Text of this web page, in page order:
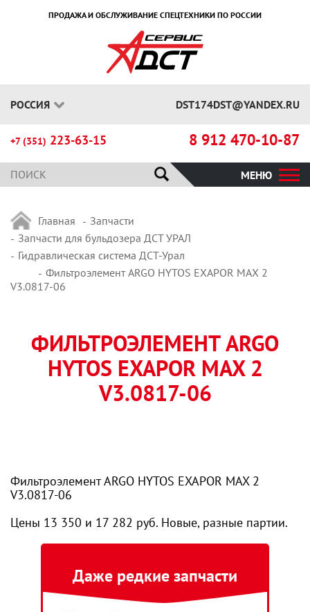
ПРОДАЖА И ОБСЛУЖИВАНИЕ СПЕЦТЕХНИКИ ПО РОССИИ
РОССИЯ DST174DST@YANDEX.RU
+7 (351) 223-63-15 8 912 470-10-87
МЕНЮ
Главная
Запчасти
Запчасти для бульдозера ДСТ УРАЛ
Гидравлическая система ДСТ-Урал
Фильтроэлемент ARGO HYTOS EXAPOR MAX 2
V3.0817-06
ФИЛЬТРОЭЛЕМЕНТ ARGO
HYTOS EXAPOR MAX 2
V3.0817-06
Фильтроэлемент ARGO HYTOS EXAPOR MAX 2
V3.0817-06
Цены 13 350 и 17 282 руб. Новые, разные партии.
Даже редкие запчасти